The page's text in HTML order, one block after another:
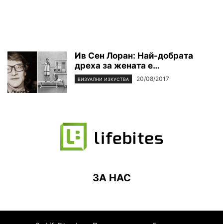
Ив Сен Лоран: Най-добрата
дреха за жената е…
ВИЗУАЛНИ ИЗКУСТВА 20/08/2017
ЗА НАС